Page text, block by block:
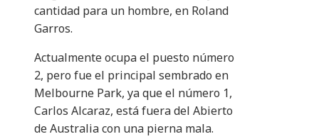
cantidad para un hombre, en Roland
Garros.
Actualmente ocupa el puesto número
2, pero fue el principal sembrado en
Melbourne Park, ya que el número 1,
Carlos Alcaraz, está fuera del Abierto
de Australia con una pierna mala.